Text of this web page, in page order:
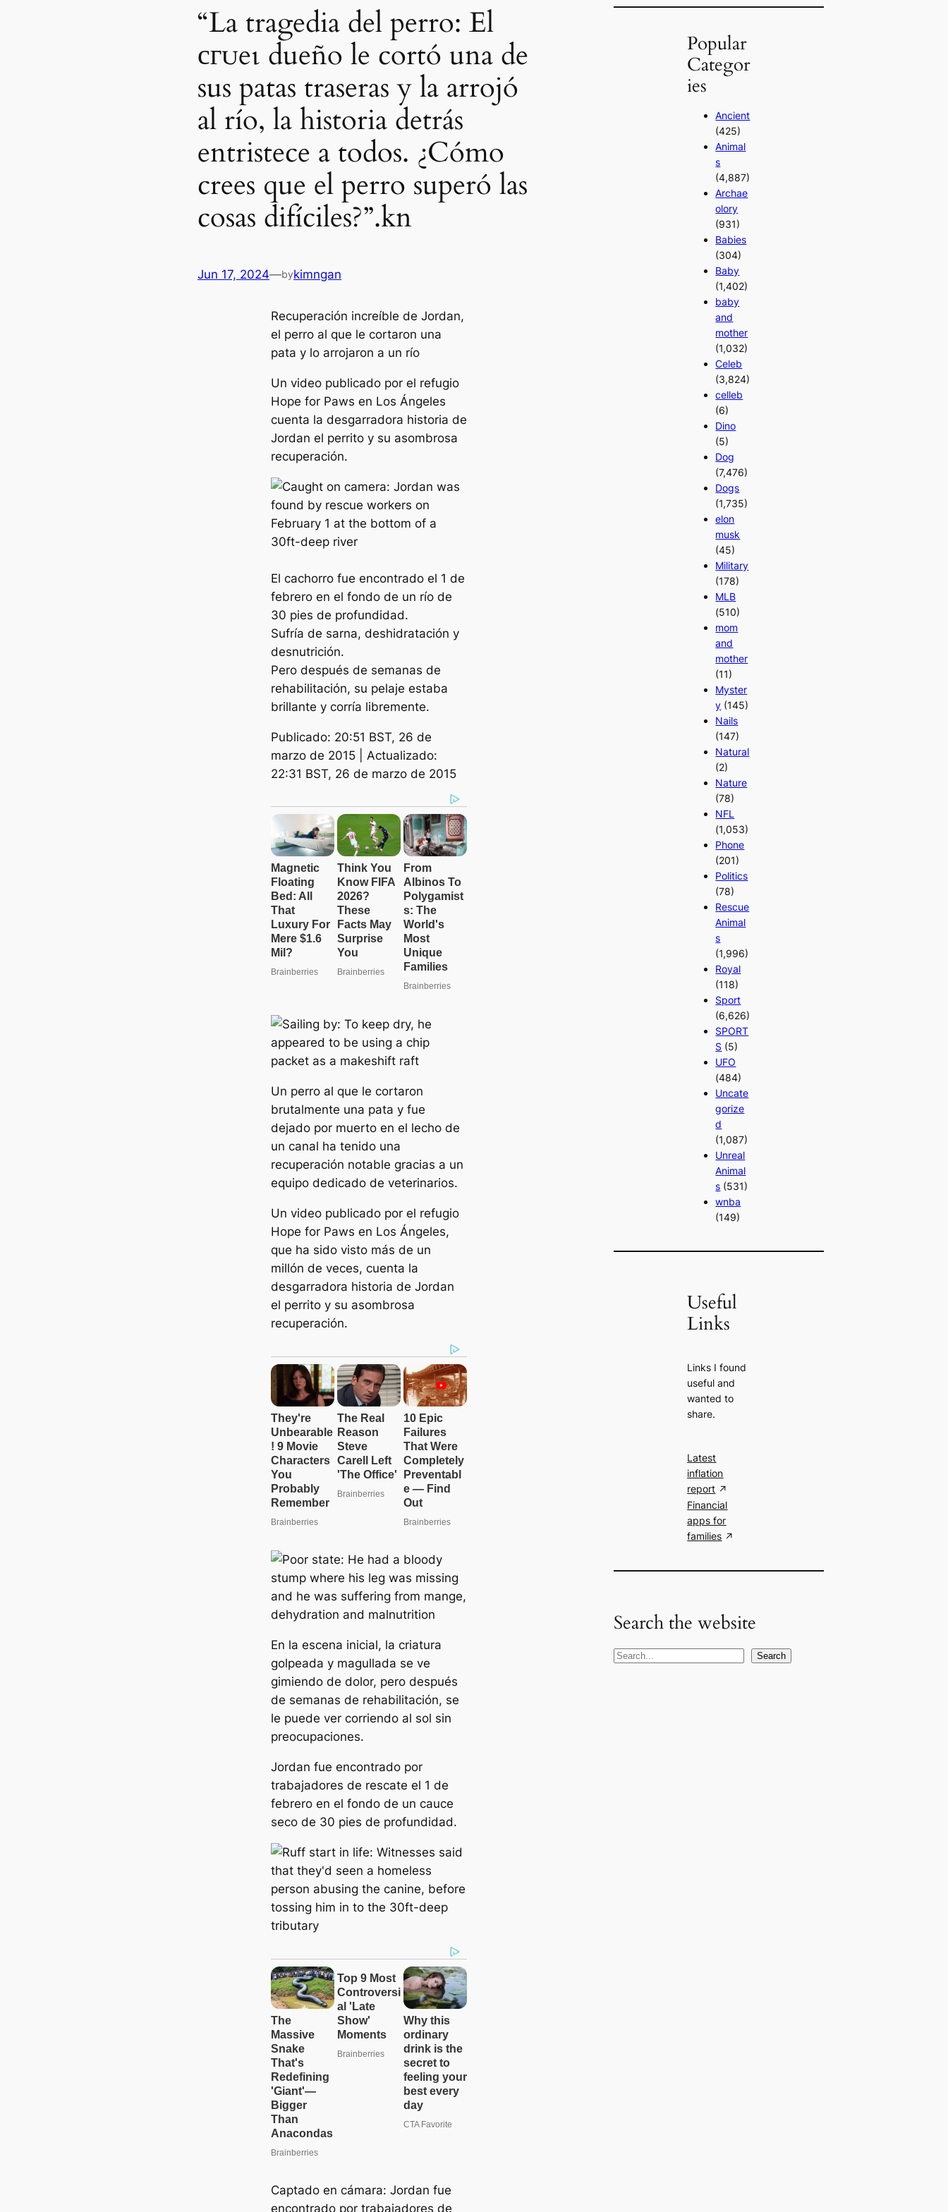
“La tragedia del perro: El
сгᴜeɩ dueño le cortó una de
sus patas traseras y la arrojó
al río, la historia detrás
entristece a todos. ¿Cómo
crees que el perro superó las
cosas difíciles?”.kn
Jun 17, 2024—bykimngan
Recuperación increíble de Jordan,
el perro al que le cortaron una
pata y lo arrojaron a un río
Un video publicado por el refugio
Hope for Paws en Los Ángeles
cuenta la desgarradora historia de
Jordan el perrito y su asombrosa
recuperación.
El cachorro fue encontrado el 1 de
febrero en el fondo de un río de
30 pies de profundidad.
Sufría de sarna, deshidratación y
desnutrición.
Pero después de semanas de
rehabilitación, su pelaje estaba
brillante y corría libremente.
Publicado: 20:51 BST, 26 de
marzo de 2015 | Actualizado:
22:31 BST, 26 de marzo de 2015
Un perro al que le cortaron
brutalmente una pata y fue
dejado por muerto en el lecho de
un canal ha tenido una
recuperación notable gracias a un
equipo dedicado de veterinarios.
Un video publicado por el refugio
Hope for Paws en Los Ángeles,
que ha sido visto más de un
millón de veces, cuenta la
desgarradora historia de Jordan
el perrito y su asombrosa
recuperación.
En la escena inicial, la criatura
golpeada y magullada se ve
gimiendo de dolor, pero después
de semanas de rehabilitación, se
le puede ver corriendo al sol sin
preocupaciones.
Jordan fue encontrado por
trabajadores de rescate el 1 de
febrero en el fondo de un cauce
seco de 30 pies de profundidad.
Captado en cámara: Jordan fue
encontrado por trabajadores de
Popular
Categor
ies
Ancient
(425)
Animal
s
(4,887)
Archae
olory
(931)
Babies
(304)
Baby
(1,402)
baby
and
mother
(1,032)
Celeb
(3,824)
celleb
(6)
Dino
(5)
Dog
(7,476)
Dogs
(1,735)
elon
musk
(45)
Military
(178)
MLB
(510)
mom
and
mother
(11)
Myster
y (145)
Nails
(147)
Natural
(2)
Nature
(78)
NFL
(1,053)
Phone
(201)
Politics
(78)
Rescue
Animal
s
(1,996)
Royal
(118)
Sport
(6,626)
SPORT
S (5)
UFO
(484)
Uncate
gorize
d
(1,087)
Unreal
Animal
s (531)
wnba
(149)
Useful
Links
Links I found
useful and
wanted to
share.
Latest
inflation
report
Financial
apps for
families
Search the website
S
Search